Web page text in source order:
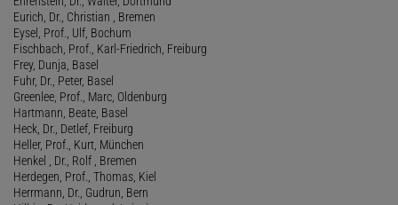
Eurich, Dr., Christian , Bremen
Eysel, Prof., Ulf, Bochum
Fischbach, Prof., Karl-Friedrich, Freiburg
Frey, Dunja, Basel
Fuhr, Dr., Peter, Basel
Greenlee, Prof., Marc, Oldenburg
Hartmann, Beate, Basel
Heck, Dr., Detlef, Freiburg
Heller, Prof., Kurt, München
Henkel , Dr., Rolf , Bremen
Herdegen, Prof., Thomas, Kiel
Herrmann, Dr., Gudrun, Bern